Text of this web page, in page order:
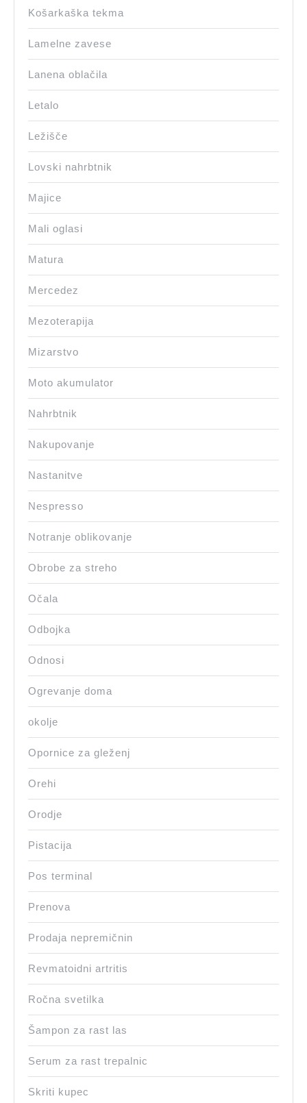
Košarkaška tekma
Lamelne zavese
Lanena oblačila
Letalo
Ležišče
Lovski nahrbtnik
Majice
Mali oglasi
Matura
Mercedez
Mezoterapija
Mizarstvo
Moto akumulator
Nahrbtnik
Nakupovanje
Nastanitve
Nespresso
Notranje oblikovanje
Obrobe za streho
Očala
Odbojka
Odnosi
Ogrevanje doma
okolje
Opornice za gleženj
Orehi
Orodje
Pistacija
Pos terminal
Prenova
Prodaja nepremičnin
Revmatoidni artritis
Ročna svetilka
Šampon za rast las
Serum za rast trepalnic
Skriti kupec